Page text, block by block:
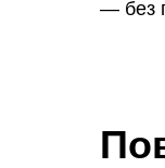
— без